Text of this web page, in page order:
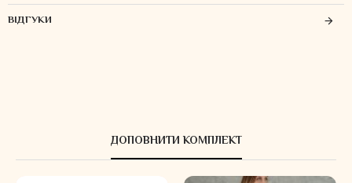
ВІДГУКИ
ДОПОВНИТИ КОМПЛЕКТ